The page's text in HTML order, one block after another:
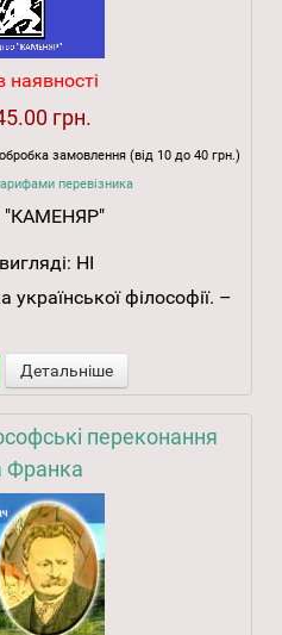
наявності
грн.
замовлення (від 10 до 40 грн.)
перевізника
"КАМЕНЯР"
НІ
філософії. –
Детальніше
переконання
Франка